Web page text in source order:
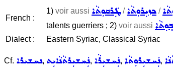
French :
1) voir aussi ܛܲܪܩܘܼܬܵܐ/ܟܙܝܼܪܘܼܬܵܐ /
talents guerriers ; 2) voir aussi
Dialect :
Eastern Syriac, Classical Syriac
Cf. ܢܚܫܝܪܐ, ܢܲܚܫܝܼܪܬܵܢܵܐܝܼܬ, ܢܲܚܫܝܼܪܵܐ, ܢܲܚܫܝܼܪܘܼܬܵܐ,